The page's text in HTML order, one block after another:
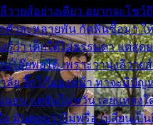
ลีวายส์อย่างเดียว อยากจะโชว์
ตัวละหลายพัน กัดฟันซื้อมา ให้
รู้ว่า เด็กใต้ไม่ธรรมดา แต่สุดย
นโอ๊ยพอได้ เพราะว่านุ่งลีวาย
ลัย จิ๊กโก๊มองหน้า ท่าจะมีปัญ
นอน แต่ฉันไม่หวั่น เลยแหลง
มันตอบว่าไม่พรื่อ เปลี่ยนเป็น